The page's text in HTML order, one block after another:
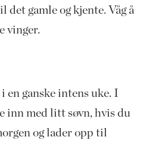
det gamle og kjente. Våg å
vinger.
en ganske intens uke. I
inn med litt søvn, hvis du
og lader opp til